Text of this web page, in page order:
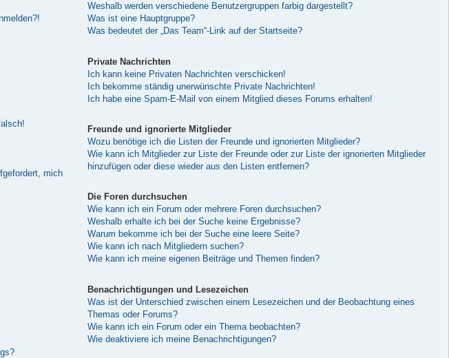
mich
Weshalb werden verschiedene Benutzergruppen farbig dargestellt?
Was ist eine Hauptgruppe?
Was bedeutet der „Das Team“-Link auf der Startseite?
Private Nachrichten
Ich kann keine Privaten Nachrichten verschicken!
Ich bekomme ständig unerwünschte Private Nachrichten!
Ich habe eine Spam-E-Mail von einem Mitglied dieses Forums erhalten!
Freunde und ignorierte Mitglieder
Wozu benötige ich die Listen der Freunde und ignorierten Mitglieder?
Wie kann ich Mitglieder zur Liste der Freunde oder zur Liste der ignorierten Mitglieder
hinzufügen oder diese wieder aus den Listen entfernen?
Die Foren durchsuchen
Wie kann ich ein Forum oder mehrere Foren durchsuchen?
Weshalb erhalte ich bei der Suche keine Ergebnisse?
Warum bekomme ich bei der Suche eine leere Seite?
Wie kann ich nach Mitgliedern suchen?
Wie kann ich meine eigenen Beiträge und Themen finden?
Benachrichtigungen und Lesezeichen
Was ist der Unterschied zwischen einem Lesezeichen und der Beobachtung eines
Themas oder Forums?
Wie kann ich ein Forum oder ein Thema beobachten?
Wie deaktiviere ich meine Benachrichtigungen?